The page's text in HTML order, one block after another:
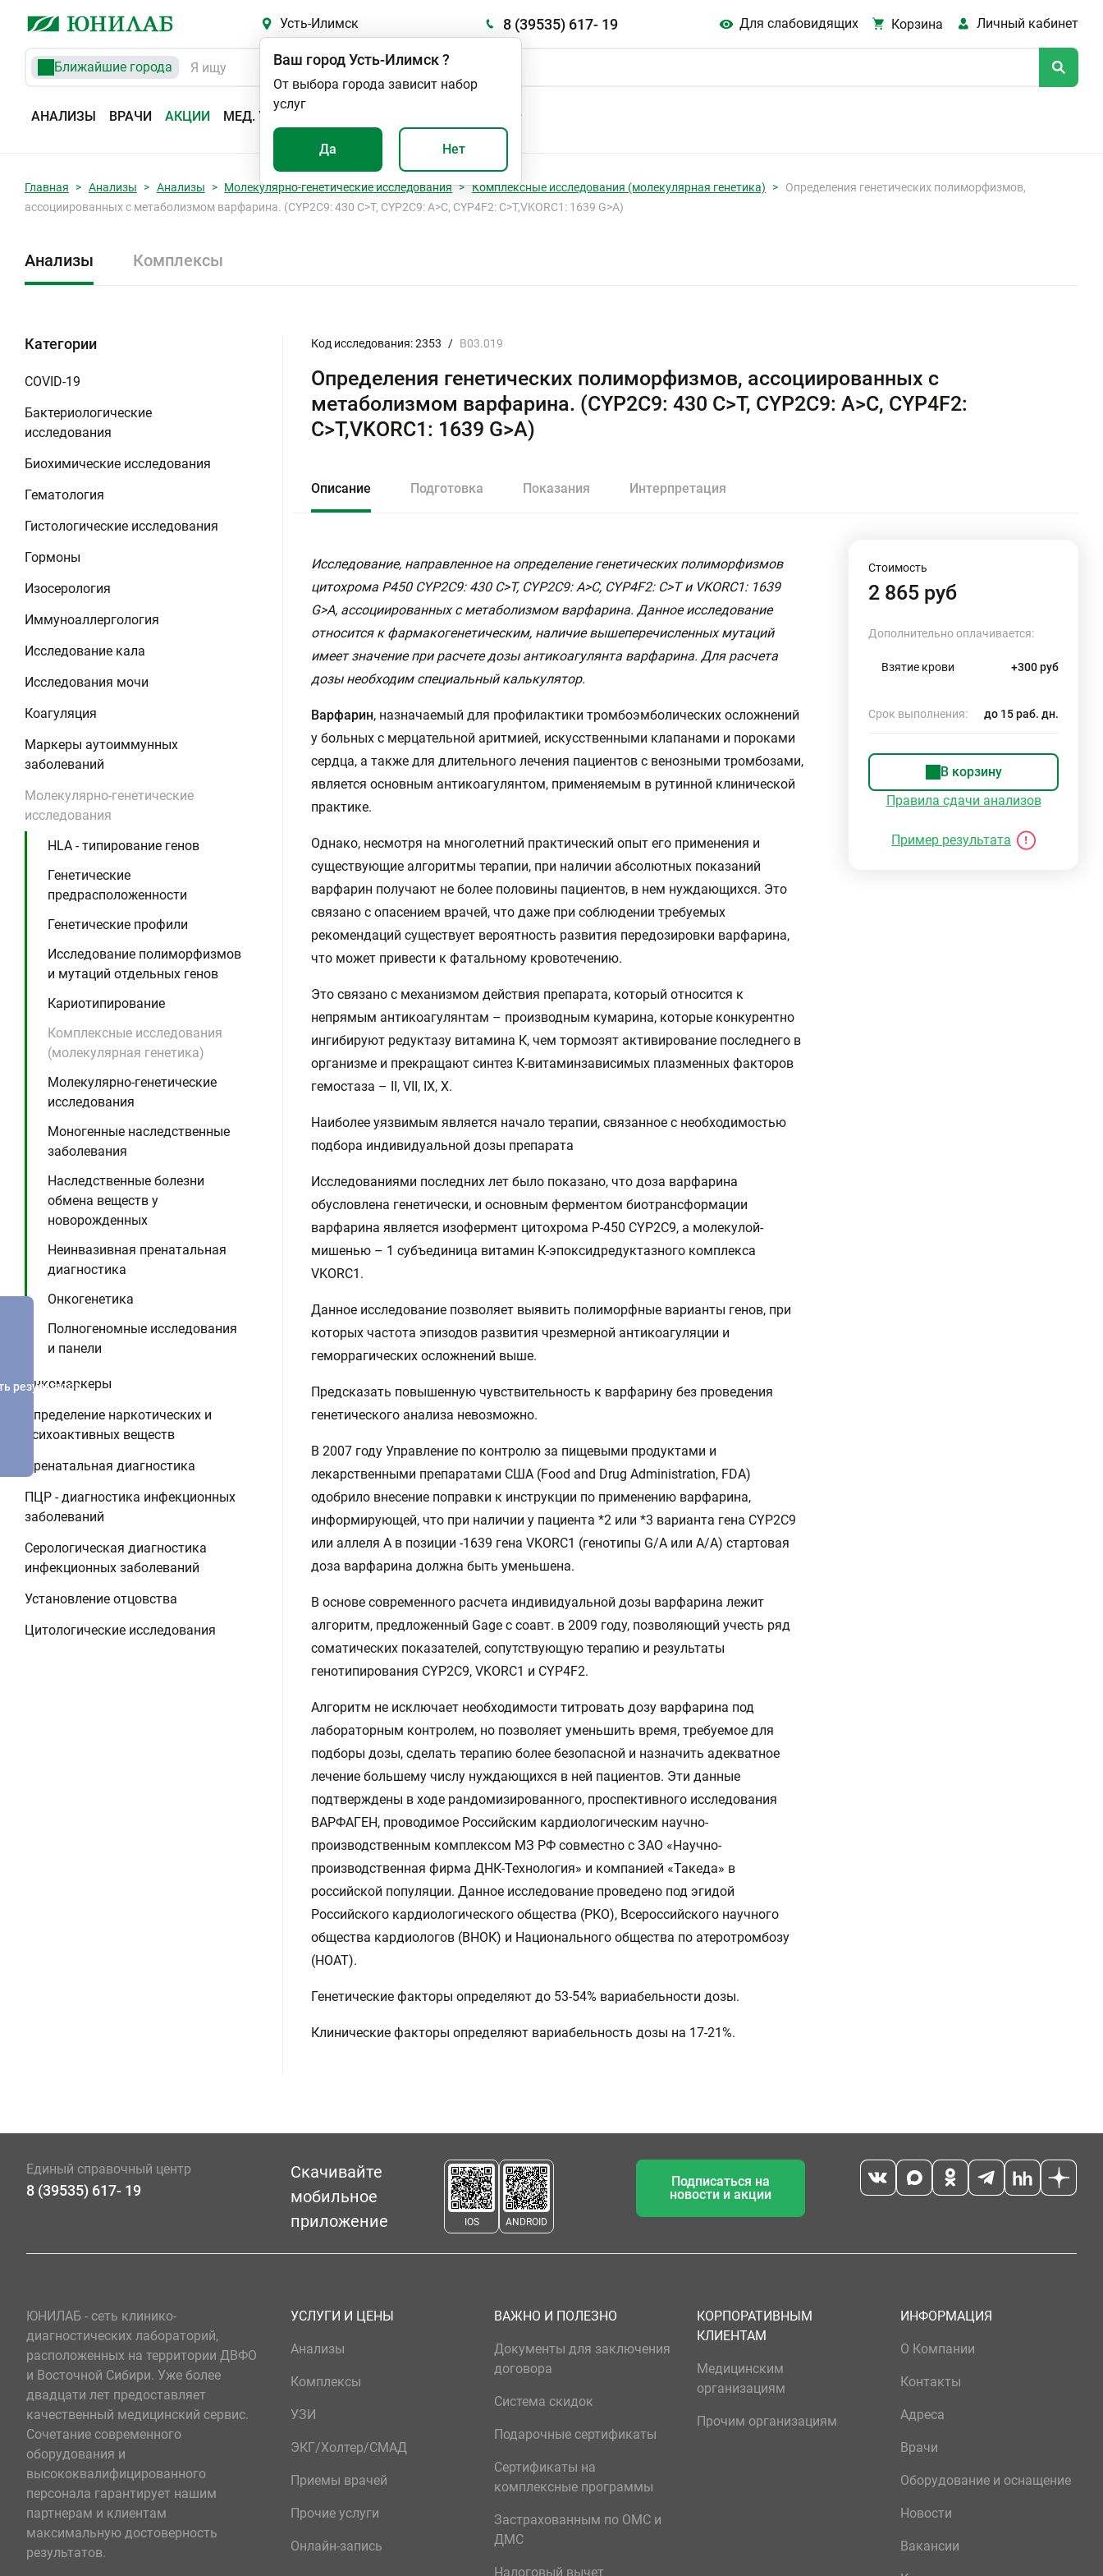
Усть-Илимск 8 (39535) 617- 19 Для слабовидящих Корзина Личный кабинет
Ближайшие города
АНАЛИЗЫ ВРАЧИ АКЦИИ МЕД. УСЛУГИ
Ваш городУсть-Илимск?
От выбора города зависит набор
услуг
Да Нет
Главная Анализы Анализы Молекулярно-генетические исследования Комплексные исследования (молекулярная генетика)
Определения генетических полиморфизмов,
ассоциированных с метаболизмом варфарина. (CYP2C9: 430 C>T, CYP2C9: A>C, CYP4F2: C>T,VKORC1: 1639 G>А)
Анализы Комплексы
Категории
COVID-19
Бактериологические
исследования
Биохимические исследования
Гематология
Гистологические исследования
Гормоны
Изосерология
Иммуноаллергология
Исследование кала
Исследования мочи
Коагуляция
Маркеры аутоиммунных
заболеваний
Молекулярно-генетические
исследования
HLA - типирование генов
Генетические
предрасположенности
Генетические профили
Исследование полиморфизмов
и мутаций отдельных генов
Кариотипирование
Комплексные исследования
(молекулярная генетика)
Молекулярно-генетические
исследования
Моногенные наследственные
заболевания
Наследственные болезни
обмена веществ у
новорожденных
Неинвазивная пренатальная
диагностика
Онкогенетика
Полногеномные исследования
и панели
Онкомаркеры
Определение наркотических и
психоактивных веществ
Пренатальная диагностика
ПЦР - диагностика инфекционных
заболеваний
Серологическая диагностика
инфекционных заболеваний
Установление отцовства
Цитологические исследования
Код исследования: 2353 / В03.019
Определения генетических полиморфизмов, ассоциированных с
метаболизмом варфарина. (CYP2C9: 430 C>T, CYP2C9: A>C, CYP4F2:
C>T,VKORC1: 1639 G>А)
Описание Подготовка Показания Интерпретация
Исследование, направленное на определение генетических полиморфизмов
цитохрома Р450 CYP2C9: 430 C>T, CYP2C9: A>C, CYP4F2: C>T и VKORC1: 1639
G>А, ассоциированных с метаболизмом варфарина. Данное исследование
относится к фармакогенетическим, наличие вышеперечисленных мутаций
имеет значение при расчете дозы антикоагулянта варфарина. Для расчета
дозы необходим специальный калькулятор.
Варфарин, назначаемый для профилактики тромбоэмболических осложнений
у больных с мерцательной аритмией, искусственными клапанами и пороками
сердца, а также для длительного лечения пациентов с венозными тромбозами,
является основным антикоагулянтом, применяемым в рутинной клинической
практике.
Однако, несмотря на многолетний практический опыт его применения и
существующие алгоритмы терапии, при наличии абсолютных показаний
варфарин получают не более половины пациентов, в нем нуждающихся. Это
связано с опасением врачей, что даже при соблюдении требуемых
рекомендаций существует вероятность развития передозировки варфарина,
что может привести к фатальному кровотечению.
Это связано с механизмом действия препарата, который относится к
непрямым антикоагулянтам – производным кумарина, которые конкурентно
ингибируют редуктазу витамина К, чем тормозят активирование последнего в
организме и прекращают синтез К-витаминзависимых плазменных факторов
гемостаза – II, VII, IX, X.
Наиболее уязвимым является начало терапии, связанное с необходимостью
подбора индивидуальной дозы препарата
Исследованиями последних лет было показано, что доза варфарина
обусловлена генетически, и основным ферментом биотрансформации
варфарина является изофермент цитохрома Р-450 CYP2C9, а молекулой-
мишенью – 1 субъединица витамин К-эпоксидредуктазного комплекса
VKORC1.
Данное исследование позволяет выявить полиморфные варианты генов, при
которых частота эпизодов развития чрезмерной антикоагуляции и
геморрагических осложнений выше.
Предсказать повышенную чувствительность к варфарину без проведения
генетического анализа невозможно.
В 2007 году Управление по контролю за пищевыми продуктами и
лекарственными препаратами США (Food and Drug Administration, FDA)
одобрило внесение поправки к инструкции по применению варфарина,
информирующей, что при наличии у пациента *2 или *3 варианта гена CYP2C9
или аллеля A в позиции -1639 гена VKORC1 (генотипы G/A или А/А) стартовая
доза варфарина должна быть уменьшена.
В основе современного расчета индивидуальной дозы варфарина лежит
алгоритм, предложенный Gage с соавт. в 2009 году, позволяющий учесть ряд
соматических показателей, сопутствующую терапию и результаты
генотипирования CYP2C9, VKORC1 и CYP4F2.
Алгоритм не исключает необходимости титровать дозу варфарина под
лабораторным контролем, но позволяет уменьшить время, требуемое для
подборы дозы, сделать терапию более безопасной и назначить адекватное
лечение большему числу нуждающихся в ней пациентов. Эти данные
подтверждены в ходе рандомизированного, проспективного исследования
ВАРФАГЕН, проводимое Российским кардиологическим научно-
производственным комплексом МЗ РФ совместно с ЗАО «Научно-
производственная фирма ДНК-Технология» и компанией «Такеда» в
российской популяции. Данное исследование проведено под эгидой
Российского кардиологического общества (РКО), Всероссийского научного
общества кардиологов (ВНОК) и Национального общества по атеротромбозу
(НОАТ).
Генетические факторы определяют до 53-54% вариабельности дозы.
Клинические факторы определяют вариабельность дозы на 17-21%.
Стоимость
2 865 руб
Дополнительно оплачивается:
Взятие крови +300 руб
Срок выполнения: до 15 раб. дн.
В корзину
Правила сдачи анализов
Пример результата
результатов
Единый справочный центр
8 (39535) 617- 19
Скачивайте
мобильное
приложение
IOS ANDROID
Подписаться на
новости и акции
ЮНИЛАБ - сеть клинико-
диагностических лабораторий,
расположенных на территории ДВФО
и Восточной Сибири. Уже более
двадцати лет предоставляет
качественный медицинский сервис.
Сочетание современного
оборудования и
высококвалифицированного
персонала гарантирует нашим
партнерам и клиентам
максимальную достоверность
результатов.
УСЛУГИ И ЦЕНЫ
Анализы
Комплексы
УЗИ
ЭКГ/Холтер/СМАД
Приемы врачей
Прочие услуги
Онлайн-запись
ВАЖНО И ПОЛЕЗНО
Документы для заключения
договора
Система скидок
Подарочные сертификаты
Сертификаты на
комплексные программы
Застрахованным по ОМС и
ДМС
Налоговый вычет
КОРПОРАТИВНЫМ
КЛИЕНТАМ
Медицинским
организациям
Прочим организациям
ИНФОРМАЦИЯ
О Компании
Контакты
Адреса
Врачи
Оборудование и оснащение
Новости
Вакансии